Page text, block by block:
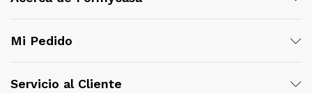
Mi Pedido
Servicio al Cliente